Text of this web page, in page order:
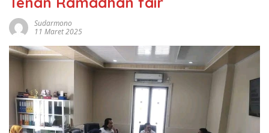
Sudarmono
11 Maret 2025